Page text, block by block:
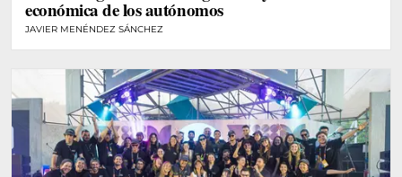
económica de los autónomos
JAVIER MENÉNDEZ SÁNCHEZ